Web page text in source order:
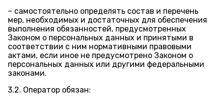
– самостоятельно определять состав и перечень
мер, необходимых и достаточных для обеспечения
выполнения обязанностей, предусмотренных
Законом о персональных данных и принятыми в
соответствии с ним нормативными правовыми
актами, если иное не предусмотрено Законом о
персональных данных или другими федеральными
законами.
3.2. Оператор обязан: